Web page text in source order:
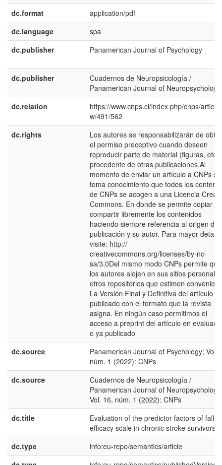
dc.format
application/pdf
dc.language
spa
dc.publisher
Panamerican Journal of Psychology
dc.publisher
Cuadernos de Neuropsicología /
Panamerican Journal of Neuropsychology
dc.relation
https://www.cnps.cl/index.php/cnps/
w/491/562
dc.rights
Los autores se responsabilizarán de
el permiso preceptivo cuando deseen
reproducir parte de material (figuras, etc.)
procedente de otras publicaciones.Al
momento de enviar un artículo a CNPs se
toma conocimiento que todos los
de CNPs se acogen a una Licencia
Commons. En donde se permite copiar y
compartir libremente los contenidos
haciendo siempre referencia al origen de
publicación y su autor. Para mayor detalle
visite: http://
creativecommons.org/licenses/by-nc-
sa/3.0Del mismo modo CNPs permite que
los autores alojen en sus sitios
otros repositorios que estimen
La Versión Final y Definitiva del artículo
publicado con el formato que la revista
asigna. En ningún caso permitimos el
acceso a preprint del artículo en
o ya publicado
dc.source
Panamerican Journal of Psychology; Vol.
núm. 1 (2022): CNPs
dc.source
Cuadernos de Neuropsicología /
Panamerican Journal of
Vol. 16, núm. 1 (2022): CNPs
dc.title
Evaluation of the predictor factors of fall
efficacy scale in chronic stroke survivors
dc.type
info:eu-repo/semantics/article